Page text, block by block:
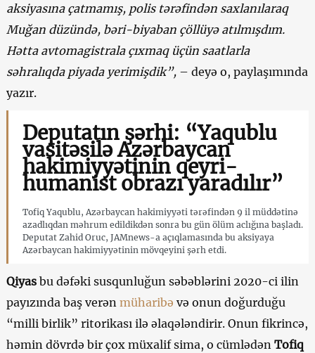
aksiyasına çatmamış, polis tərəfindən saxlanılaraq
Muğan düzündə, bəri-biyaban çöllüyə atılmışdım.
Hətta avtomagistrala çıxmaq üçün saatlarla
səhralıqda piyada yerimişdik”,– deyə o, paylaşımında
yazır.
Deputatın şərhi: “Yaqublu
vasitəsilə Azərbaycan
hakimiyyətinin qeyri-
humanist obrazı yaradılır”
Tofiq Yaqublu, Azərbaycan hakimiyyəti tərəfindən 9 il müddətinə
azadlıqdan məhrum edildikdən sonra bu gün ölüm aclığına başladı.
Deputat Zahid Oruc, JAMnews-a açıqlamasında bu aksiyaya
Azərbaycan hakimiyyətinin mövqeyini şərh etdi.
Qiyasbu dəfəki susqunluğun səbəblərini 2020-ci ilin
payızında baş verən müharibə və onun doğurduğu
“milli birlik” ritorikası ilə əlaqələndirir. Onun fikrincə,
həmin dövrdə bir çox müxalif sima, o cümlədən Tofiq